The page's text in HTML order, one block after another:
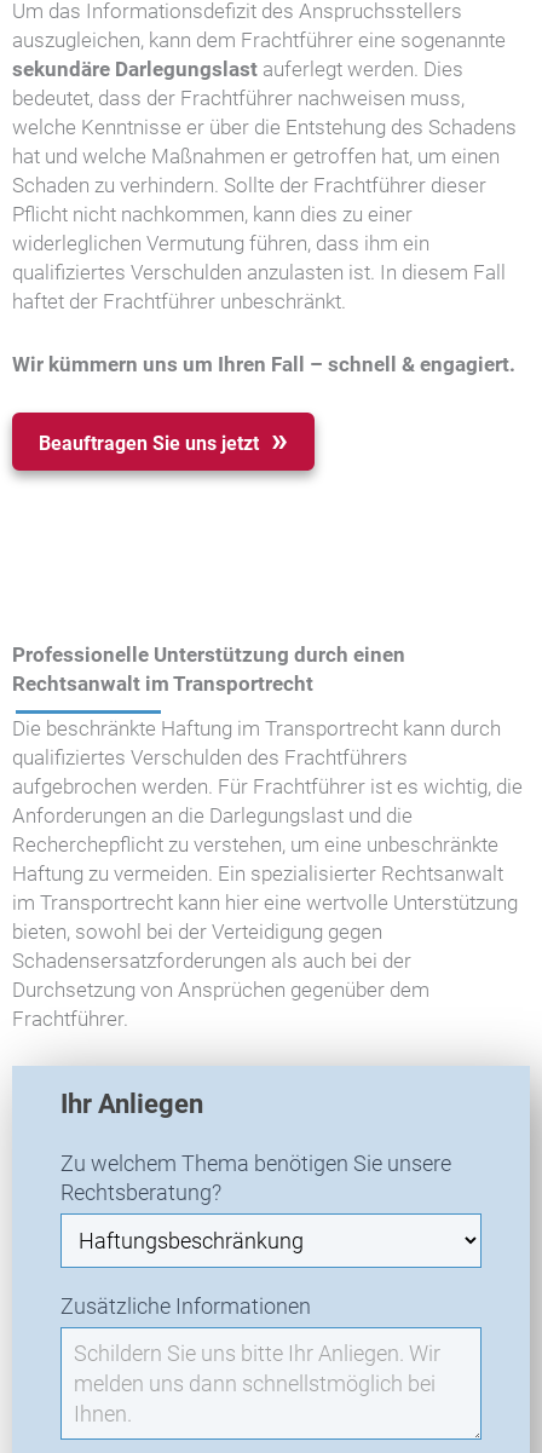
Um das Informationsdefizit des Anspruchsstellers
auszugleichen, kann dem Frachtführer eine sogenannte
sekundäre Darlegungslast auferlegt werden. Dies
bedeutet, dass der Frachtführer nachweisen muss,
welche Kenntnisse er über die Entstehung des Schadens
hat und welche Maßnahmen er getroffen hat, um einen
Schaden zu verhindern. Sollte der Frachtführer dieser
Pflicht nicht nachkommen, kann dies zu einer
widerleglichen Vermutung führen, dass ihm ein
qualifiziertes Verschulden anzulasten ist. In diesem Fall
haftet der Frachtführer unbeschränkt.
Wir kümmern uns um Ihren Fall – schnell & engagiert.
Beauftragen Sie uns jetzt
Professionelle Unterstützung durch einen
Rechtsanwalt im Transportrecht
Die beschränkte Haftung im Transportrecht kann durch
qualifiziertes Verschulden des Frachtführers
aufgebrochen werden. Für Frachtführer ist es wichtig, die
Anforderungen an die Darlegungslast und die
Recherchepflicht zu verstehen, um eine unbeschränkte
Haftung zu vermeiden. Ein spezialisierter Rechtsanwalt
im Transportrecht kann hier eine wertvolle Unterstützung
bieten, sowohl bei der Verteidigung gegen
Schadensersatzforderungen als auch bei der
Durchsetzung von Ansprüchen gegenüber dem
Frachtführer.
R
-
N
n
Ihr Anliegen
Zu welchem Thema benötigen Sie unsere
Rechtsberatung?
Zusätzliche Informationen